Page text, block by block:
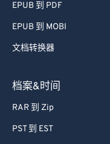
EPUB 到 PDF
EPUB 到 MOBI
文档转换器
档案&时间
RAR 到 Zip
PST 到 EST